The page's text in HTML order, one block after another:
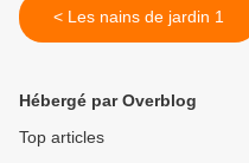
< Les nains de jardin 1
Hébergé par Overblog
Top articles